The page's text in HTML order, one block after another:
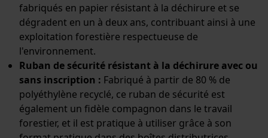
fabriqués en papier résistant à la déchirure et se
dégradent en un à deux ans, contribuant ainsi à une
exploitation forestière respectueuse de
l'environnement.
Ruban de sécurité résistant à la déchirure avec ou
sans inscription : Fabriqué à partir de 80 % de
polyéthylène recyclé, ce ruban de sécurité est
également un fidèle compagnon dans le travail
forestier, et il est pratique à utiliser grâce à son
Econda Analytics
Fact-Finder Tracking
Cookies de performance et de